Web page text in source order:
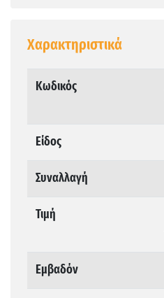
Χαρακτηριστικά
Κωδικός
Είδος
Συναλλαγή
Τιμή
Εμβαδόν